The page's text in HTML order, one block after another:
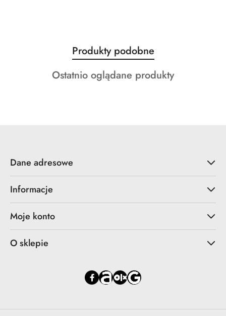
Pomiń karuzelę produktów
Produkty
o
statusie:
Produkty podobne
Produkty
Ostatnio oglądane produkty
Dane adresowe
Informacje
Moje konto
O sklepie